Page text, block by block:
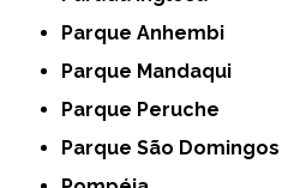
Parque Anhembi
Parque Mandaqui
Parque Peruche
Parque São Domingos